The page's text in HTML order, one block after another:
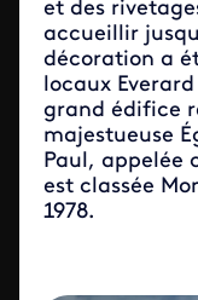
et des
accueillir
décoration a
locaux
grand édifice
majestueuse
Paul, appelée
est classée
1978.